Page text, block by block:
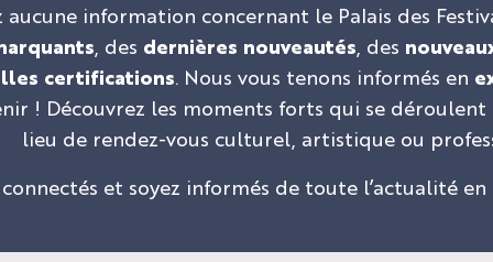
aucune information concernant le Palais des
, des dernières nouveautés , des
certifications. Nous vous tenons informés en
! Découvrez les moments forts qui se
lieu de rendez-vous culturel, artistique ou
connectés et soyez informés de toute l’actualité